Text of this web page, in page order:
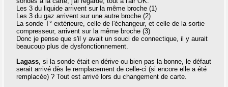
Les 3 du liquide arrivent sur la même broche (1)
Les 3 du gaz arrivent sur une autre broche (2)
La sonde T° extérieure, celle de l'échangeur, et celle de la sortie
compresseur, arrivent sur la même broche (3)
Donc je pense que s'il y avait un souci de connectique, il y aurait
beaucoup plus de dysfonctionnement.
Lagass , si la sonde était en dérive ou bien pas la bonne, le défaut
serait arrivé dès le remplacement de celle-ci (si encore elle a été
remplacée) ? Tout est arrivé lors du changement de carte.